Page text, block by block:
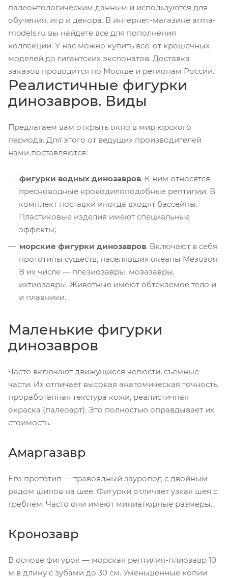
палеонтологическим данным и используются для
обучения, игр и декора. В интернет-магазине arma-
models.ru вы найдете все для пополнения
коллекции. У нас можно купить все: от крошечных
моделей до гигантских экспонатов. Доставка
заказов проводится по Москве и регионам России.
Реалистичные фигурки
динозавров. Виды
Предлагаем вам открыть окно в мир юрского
периода. Для этого от ведущих производителей
нами поставляются:
фигурки водных динозавров. К ним относятся
пресноводные крокодилоподобные рептилии. В
комплект поставки иногда входят бассейны.
Пластиковые изделия имеют специальные
эффекты;
морские фигурки динозавров. Включают в себя
прототипы существ, населявших океаны Мезозоя.
В их числе — плезиозавры, мозазавры,
ихтиозавры. Животные имеют обтекаемое тело и
и плавники.
Маленькие фигурки
динозавров
Часто включают движущиеся челюсти, съемные
части. Их отличает высокая анатомическая точность,
проработанная текстура кожи, реалистичная
окраска (палеоарт). Это полностью оправдывает их
стоимость.
Амаргазавр
Его прототип — травоядный зауропод с двойным
рядом шипов на шее. Фигурки отличает узкая шея с
гребнем. Часто они имеют миниатюрные размеры.
Кронозавр
В основе фигурок — морская рептилия-плиозавр 10
м в длину с зубами до 30 см. Уменьшенные копии